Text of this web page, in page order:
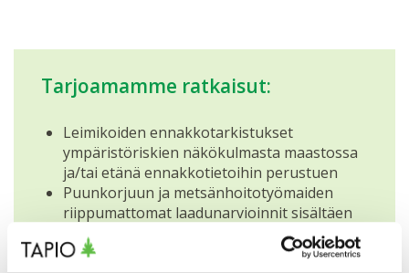
Tarjoamamme ratkaisut:
Leimikoiden ennakkotarkistukset
ympäristöriskien näkökulmasta maastossa
ja/tai etänä ennakkotietoihin perustuen
Puunkorjuun ja metsänhoitotyömaiden
riippumattomat laadunarvioinnit sisältäen
mittaukset
Mittaukset ja lausunnot mahdollisista